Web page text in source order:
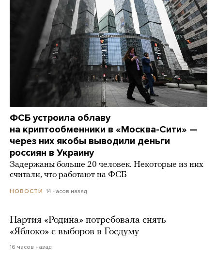
ФСБ устроила облаву
на криптообменники в «Москва-Сити» —
через них якобы выводили деньги
россиян в Украину
Задержаны больше 20 человек. Некоторые из них
считали, что работают на ФСБ
НОВОСТИ 14 часов назад
Партия «Родина» потребовала снять
«Яблоко» с выборов в Госдуму
16 часов назад